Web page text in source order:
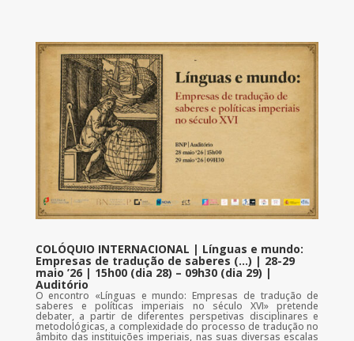
COLÓQUIO INTERNACIONAL | Línguas e mundo:
Empresas de tradução de saberes (…) | 28-29
maio ’26 | 15h00 (dia 28) – 09h30 (dia 29) |
Auditório
O encontro «Línguas e mundo: Empresas de tradução de
saberes e políticas imperiais no século XVI» pretende
debater, a partir de diferentes perspetivas disciplinares e
metodológicas, a complexidade do processo de tradução no
âmbito das instituições imperiais, nas suas diversas escalas